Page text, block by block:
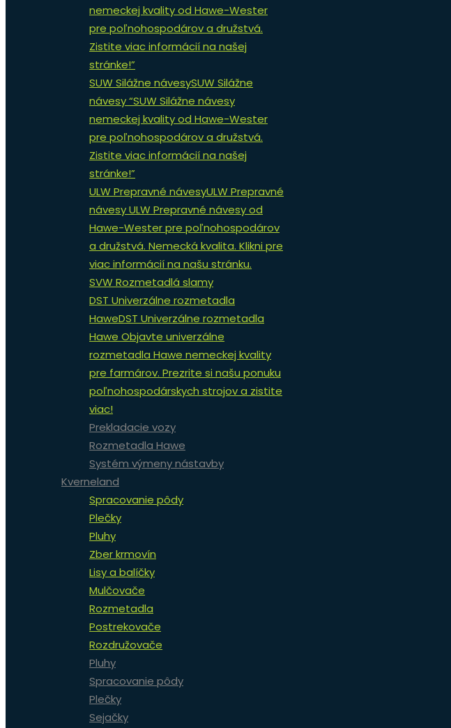
nemeckej kvality od Hawe-Wester
pre poľnohospodárov a družstvá.
Zistite viac informácií na našej
stránke!”
SUW Silážne návesySUW Silážne
návesy “SUW Silážne návesy
nemeckej kvality od Hawe-Wester
pre poľnohospodárov a družstvá.
Zistite viac informácií na našej
stránke!”
ULW Prepravné návesyULW Prepravné
návesy ULW Prepravné návesy od
Hawe-Wester pre poľnohospodárov
a družstvá. Nemecká kvalita. Klikni pre
viac informácií na našu stránku.
SVW Rozmetadlá slamy
DST Univerzálne rozmetadla
HaweDST Univerzálne rozmetadla
Hawe Objavte univerzálne
rozmetadla Hawe nemeckej kvality
pre farmárov. Prezrite si našu ponuku
poľnohospodárskych strojov a zistite
viac!
Prekladacie vozy
Rozmetadla Hawe
Systém výmeny nástavby
Kverneland
Spracovanie pôdy
Plečky
Pluhy
Zber krmovín
Lisy a balíčky
Mulčovače
Rozmetadla
Postrekovače
Rozdružovače
Pluhy
Spracovanie pôdy
Plečky
Sejačky